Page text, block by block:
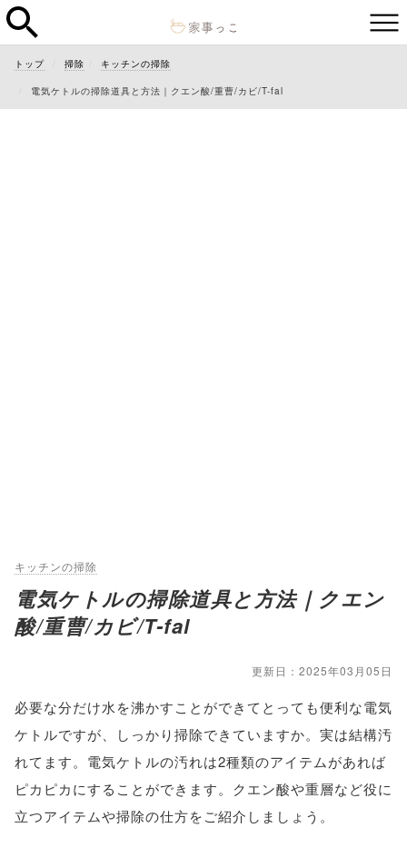
トップ 掃除 キッチンの掃除
電気ケトルの掃除道具と方法｜クエン酸/重曹/カビ/T-fal
キッチンの掃除
電気ケトルの掃除道具と方法｜クエン
酸/重曹/カビ/T-fal
更新日：2025年03月05日
必要な分だけ水を沸かすことができてとっても便利な電気
ケトルですが、しっかり掃除できていますか。実は結構汚
れてます。電気ケトルの汚れは2種類のアイテムがあれば
ピカピカにすることができます。クエン酸や重層など役に
立つアイテムや掃除の仕方をご紹介しましょう。